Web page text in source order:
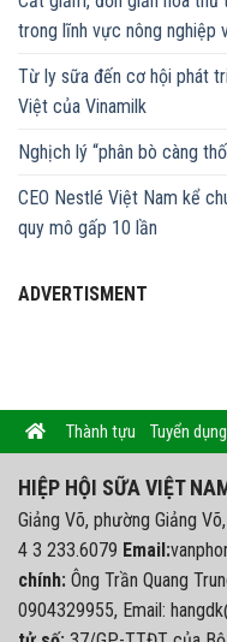
trong lĩnh vực nông nghiệp
Từ ly sữa đến cơ hội phát
Việt của Vinamilk
Nghịch lý “phân bò càng
CEO Nestlé Việt Nam kể
quy mô gấp 10 lần
ADVERTISMENT
Thành tựu Tuyển dụng
HIỆP HỘI SỮA VIỆT
Giảng Võ, phường Giảng
4 3 233.6079 Email:
chính: Ông Trần Quang
0904329955, Email: